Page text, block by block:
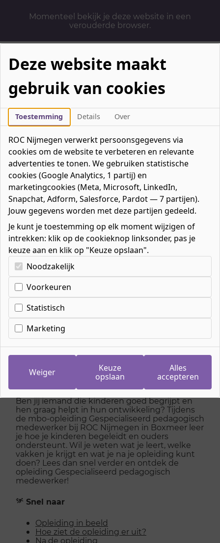
Momenteel bekijk je deze website in een
verouderde browser.
Mbo-opleidingen
Werken & Leren
Mavo / havo / vwo
Contact
Over ons
Bedrijven
Favorieten0favorieten
Mijn ROC
Zoeken
Home»Mbo-opleidingen
Pedagogisch werk»
Gespecialiseerd pedagogisch medewerker
Gespecialiseerd
pedagogisch
medewerker Boxmeer
Ben jij iemand die kinderen goed begrijpt en
hen graag helpt in hun ontwikkeling? Tijdens
de mbo-opleiding Gespecialiseerd pedagogisch
medewerker bij ROC Nijmegen in Boxmeer leer
je hoe je kinderen begeleidt en ouders
ondersteunt. Wil je weten wat je leert, welke
vakken je krijgt en wat je na je opleiding kunt
doen? Lees dan snel verder en ontdek de
opleiding Gespecialiseerd pedagogisch
medewerker!
Snel naar
Opleiding in beeld
Hoe ziet de opleiding er uit?
Na de opleiding
Deze website maakt
gebruik van cookies
Toestemming Details Over
ROC Nijmegen verwerkt persoonsgegevens via
cookies om de website te verbeteren en relevante
advertenties te tonen. We gebruiken statistische
cookies (Google Analytics, 1 partij) en
marketingcookies (Meta, Microsoft, LinkedIn,
Snapchat, Adform, Salesforce, Pardot — 7 partijen).
Jouw gegevens worden met deze partijen gedeeld.
Je kunt je toestemming op elk moment wijzigen of
intrekken: klik op de cookieknop linksonder, pas je
keuze aan en klik op "Keuze opslaan".
Kies uw cookie-voorkeuren
Noodzakelijk
Voorkeuren
Statistisch
Marketing
Weiger
Keuze
opslaan
Alles
accepteren